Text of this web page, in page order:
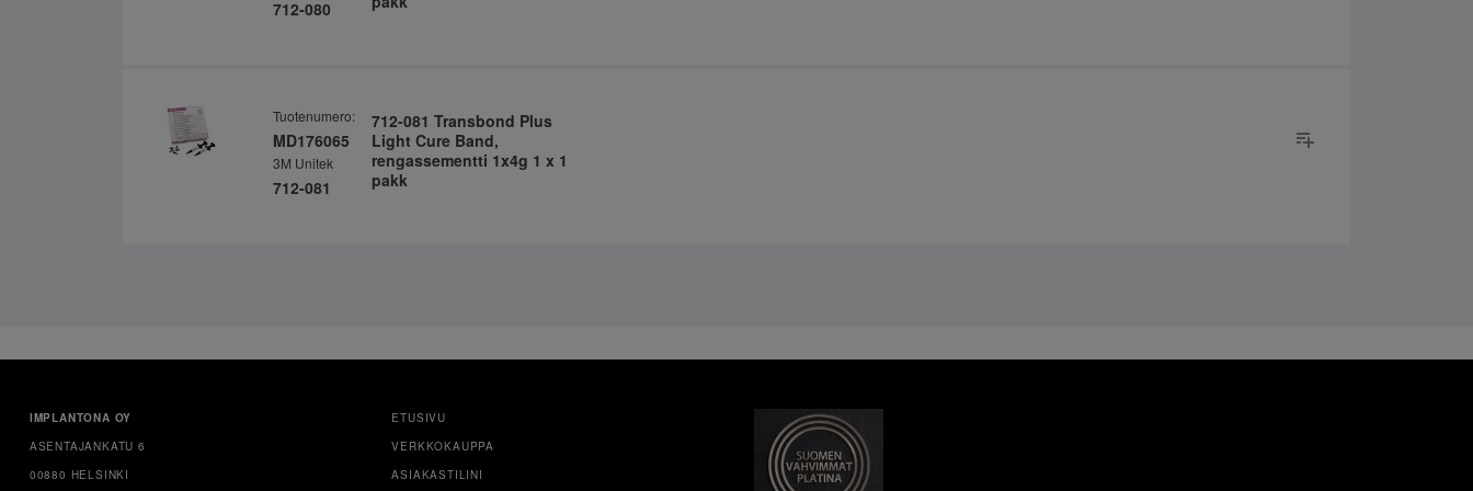
712-080
Tuotenumero:
MD176065
3M Unitek
712-081
712-081 Transbond Plus
Light Cure Band,
rengassementti 1x4g 1 x 1
pakk
IMPLANTONA OY
ASENTAJANKATU 6
00880 HELSINKI
ETUSIVU
VERKKOKAUPPA
ASIAKASTILINI